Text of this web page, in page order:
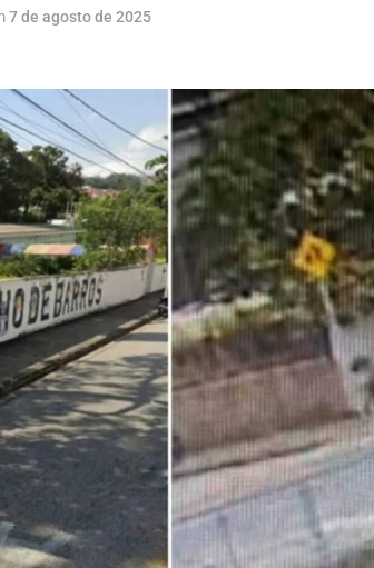
7 de agosto de 2025